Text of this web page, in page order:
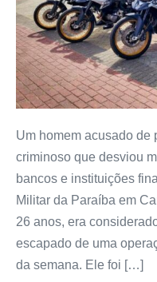
Um homem acusado de
criminoso que desviou
bancos e instituições
Militar da Paraíba em
26 anos, era
escapado de uma
da semana. Ele foi […]